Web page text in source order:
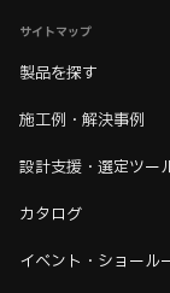
家具金物・建築金物
>
全て（スイッチ・
> 鉄道・新幹線・駅舎
ホーム
> ブランド
ホーム
>
家具用コンセント
サイトマップ
製品を探す
施工例・解決事例
設計支援・選定ツー
カタログ
イベント・ショール